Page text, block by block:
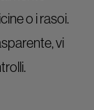
o i rasoi.
vi